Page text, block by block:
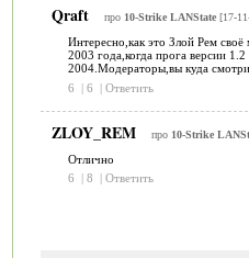
Qraft про 10-Strike LANState [17-
Интересно,как это Злой Рем своё
2003 года,когда прога версии
2004.Модераторы,вы куда
6
| 6 | Ответить
ZLOY_REM про 10-Strike
Отлично
6
| 8 | Ответить